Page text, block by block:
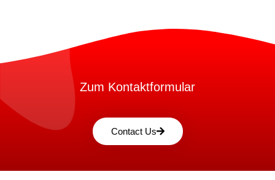
Zum Kontaktformular
Contact Us